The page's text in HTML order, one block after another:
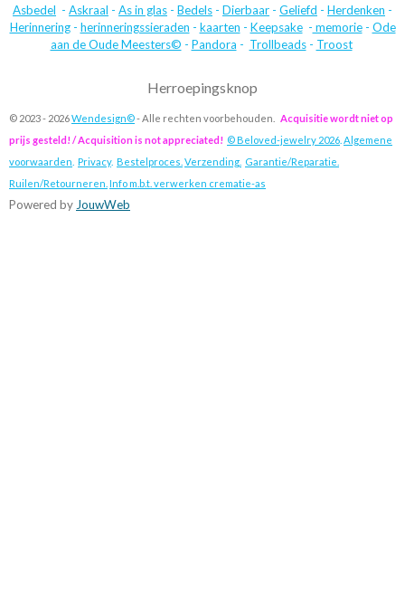
Asbedel - Askraal - As in glas - Bedels - Dierbaar - Geliefd - Herdenken -
Herinnering- herinneringssieraden - kaarten - Keepsake- memorie- Ode
aan de Oude Meesters© - Pandora - Trollbeads- Troost
Herroepingsknop
© 2023 - 2026Wendesign©- Alle rechten voorbehouden.
Acquisitie wordt niet op
prijs gesteld! / Acquisition is not appreciated! © Beloved-jewelry 2026 Algemene
voorwaarden Privacy. Bestelproces. Verzending. Garantie/Reparatie.
Ruilen/Retourneren. Info m.b.t. verwerken crematie-as
Powered by JouwWeb